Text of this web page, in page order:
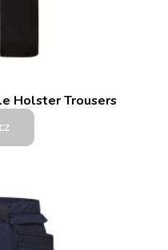
Holster Trousers